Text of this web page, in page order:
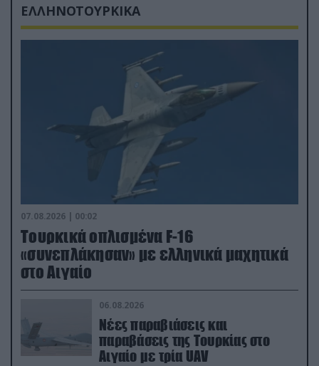
ΕΛΛΗΝΟΤΟΥΡΚΙΚΑ
07.08.2026 | 00:02
Τουρκικά οπλισμένα F-16
«συνεπλάκησαν» με ελληνικά μαχητικά
στο Αιγαίο
06.08.2026
Νέες παραβιάσεις και
παραβάσεις της Τουρκίας στο
Αιγαίο με τρία UAV